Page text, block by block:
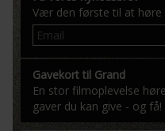
Vær den første til at høre
Gavekort til Grand
En stor filmoplevelse
gaver du kan give - og få!